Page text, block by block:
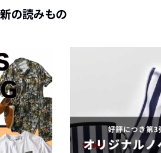
の読みもの